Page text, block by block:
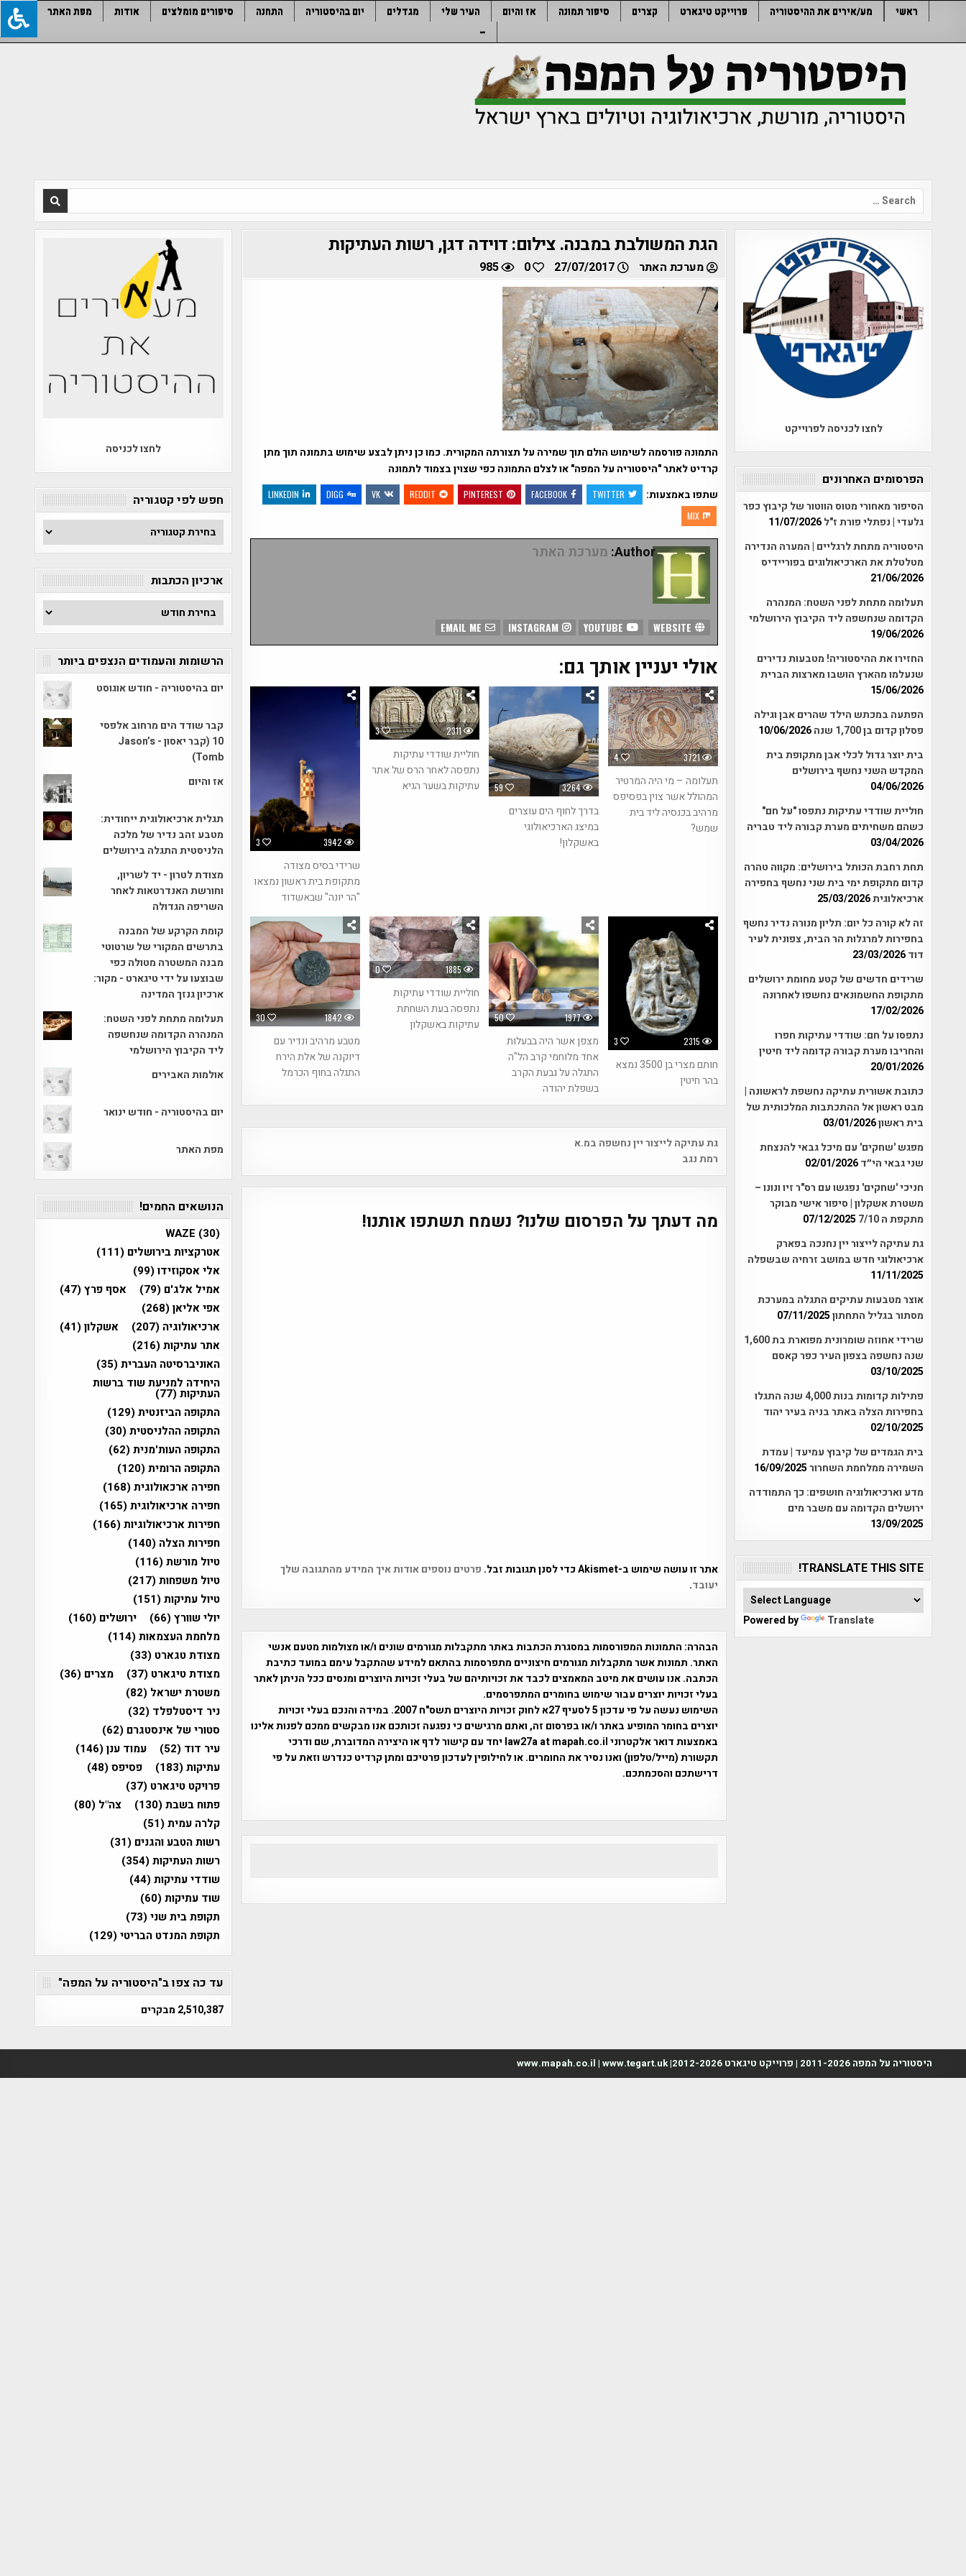
ראשי מע/אירים את ההיסטוריה פרוייקט טיגארט קצרים סיפור תמונה אז והיום העיר שלי מגדלים יום בהיסטוריה התחנה סיפורים מומלצים אודות
מפת האתר
–
Search
for:
הגת המשולבת במבנה. צילום: דוידה דגן, רשות העתיקות
מערכת האתר 27/07/2017
0
985
התמונה פורסמה לשימוש הולם תוך שמירה על תצורתה המקורית. כמו כן ניתן לבצע שימוש בתמונה תוך מתן
קרדיט לאתר "היסטוריה על המפה" או לצלם התמונה כפי שצוין בצמוד לתמונה
שתפו באמצעות:
TWITTER
FACEBOOK
PINTEREST
REDDIT
VK
DIGG
LINKEDIN
MIX
Author: מערכת האתר
INSTAGRAM
אולי יעניין אותך גם:
3 3942
שרידי בסיס מצודה
מתקופת בית ראשון נמצאו
"הר יונה" שבאשדוד
3 2311
חוליית שודדי עתיקות
נתפסה לאחר הרס של אתר
עתיקות בשער הגיא
59 3264
בדרך לחוף הים עוצרים
במיצג הארכיאולוגי
באשקלון!
4 3721
תעלומה – מי היה המרטיר
המהולל אשר צוין בפסיפס
מרהיב בכנסיה ליד בית
שמש?
30 1842
מטבע מרהיב ונדיר עם
דיוקנה של אלת הירח
התגלה בחוף הכרמל
0 1885
חוליית שודדי עתיקות
נתפסה בעת השחתת
עתיקות באשקלון
50 1977
מצפן אשר היה בבעלות
אחד מלוחמי קרב הל"ה
התגלה על גבעת הקרב
בשפלת יהודה
3 2315
חותם מצרי בן 3500 נמצא
בהר חיטין
Post
navigation
גת עתיקה לייצור יין נחשפה במ.א
רמת נגב
מה דעתך על הפרסום שלנו? נשמח תשתפו אותנו!
אתר זו עושה שימוש ב-Akismet כדי לסנן תגובות זבל.
פרטים נוספים אודות איך המידע מהתגובה שלך
יעובד.
הבהרה: התמונות המפורסמות במסגרת הכתבות באתר מתקבלות מגורמים שונים ו/או מצולמות מטעם אנשי
האתר. תמונות אשר מתקבלות מגורמים חיצוניים מתפרסמות בהתאם למידע שהתקבל עימם במועד כתיבת
הכתבה. אנו עושים את מיטב המאמצים לכבד את זכויותיהם של בעלי זכויות היוצרים ומנסים ככל הניתן לאתר
בעלי זכויות יוצרים עבור שימוש בחומרים המתפרסמים.
השימוש נעשה על פי עדכון 5 לסעיף 27א לחוק זכויות היוצרים תשס"ח 2007. במידה והנכם בעלי זכויות
יוצרים בחומר המופיע באתר ו/או בפרסום זה, ואתם מרגישים כי נפגעה זכותכם אנו מבקשים ממכם לפנות אלינו
באמצעות דואר אלקטרוני law27a at mapah.co.il יחד עם קישור לדף או היצירה המדוברת, שם ודרכי
תקשורת (מייל/טלפון) ואנו נסיר את החומרים. או לחילופין לעדכון פרטיכם ומתן קרדיט כנדרש וזאת על פי
דרישתכם והסכמתכם.
לחצו לכניסה לפרוייקט
הפרסומים האחרונים
הסיפור מאחורי מטוס הווטור של קיבוץ כפר
גלעדי | נפתלי פורת ז"ל11/07/2026
היסטוריה מתחת לרגליים | המערה הנדירה
מטלטלת את הארכיאולוגים בפוריידיס
21/06/2026
תעלומה מתחת לפני השטח: המנהרה
הקדומה שנחשפה ליד הקיבוץ הירושלמי
19/06/2026
החזירו את ההיסטוריה! מטבעות נדירים
שנעלמו מהארץ הושבו מארצות הברית
15/06/2026
הפתעה במכתש הילד שהרים אבן וגילה
פסלון קדום בן 1,700 שנה
10/06/2026
בית יוצר גדול לכלי אבן מתקופת בית
המקדש השני נחשף בירושלים
04/06/2026
חוליית שודדי עתיקות נתפסו "על חם"
כשהם משחיתים מערת קבורה ליד טבריה
03/04/2026
תחת רחבת הכותל בירושלים: מקווה טהרה
קדום מתקופת ימי בית שני נחשף בחפירה
ארכיאלוגית25/03/2026
זה לא קורה כל יום: תליון מנורה נדיר נחשף
בחפירות למרגלות הר הבית, צפונית לעיר
דוד23/03/2026
שרידים חדשים של קטע מחומת ירושלים
מתקופת החשמונאים נחשפו לאחרונה
17/02/2026
נתפסו על חם: שודדי עתיקות חפרו
והחריבו מערת קבורה קדומה ליד חיטין
20/01/2026
כתובת אשורית עתיקה נחשפת לראשונה |
מבט ראשון אל ההתכתבות המלכותית של
בית ראשון03/01/2026
מפגש 'שחקים' עם מיכל גבאי להנצחת
שני גבאי הי״ד02/01/2026
חניכי 'שחקים' נפגשו עם רס"ר זיו ונונו –
משטרת אשקלון | סיפור אישי מבוקר
מתקפת ה 7/10
07/12/2025
גת עתיקה לייצור יין נחנכה בפארק
ארכיאולוגי חדש במושב זרחיה שבשפלה
11/11/2025
אוצר מטבעות עתיקים התגלה במערכת
מסתור בגליל התחתון07/11/2025
שרידי אחוזה שומרונית מפוארת בת 1,600
שנה נחשפה בצפון העיר כפר קאסם
03/10/2025
פתילות קדומות בנות 4,000 שנה התגלו
בחפירות הצלה באתר בניה בעיר יהוד
02/10/2025
בית הגמדים של קיבוץ עמיעד | עמדת
השמירה ממלחמת השחרור16/09/2025
מדע וארכיאולוגיה חושפים: כך התמודדה
ירושלים הקדומה עם משבר מים
13/09/2025
TRANSLATE THIS SITE!
Powered by Translate
לחצו לכניסה
חפש לפי קטגוריה
חפש
לפי
קטגוריה
ארכיון הכתבות
ארכיון
הכתבות
הרשומות והעמודים הנצפים ביותר
יום בהיסטוריה - חודש אוגוסט
קבר שודד הים מרחוב אלפסי
10 (קבר יאסון - Jason’s
Tomb)
אז והיום
תגלית ארכיאולוגית ייחודית:
מטבע זהב נדיר של מלכה
הלניסטית התגלה בירושלים
מצודת לטרון - יד לשריון,
וחורשת האנדרטאות לאחר
השריפה הגדולה
קומת הקרקע של המבנה
בתרשים המקורי של שרטוטי
מבנה המשטרה מטולה כפי
שבוצעו על ידי טיגארט - מקור:
ארכיון גנזך המדינה
תעלומה מתחת לפני השטח:
המנהרה הקדומה שנחשפה
ליד הקיבוץ הירושלמי
אולמות האבירים
יום בהיסטוריה - חודש ינואר
מפת האתר
הנושאים החמים!
WAZE (30)
אטרקציות בירושלים (111)
אלי אסקוזידו(99)
אמיל אלג'ם (79) אסף פרץ(47)
אפי אליאן(268)
ארכיאולוגיה (207) אשקלון(41)
אתר עתיקות(216)
האוניברסיטה העברית(35)
היחידה למניעת שוד ברשות
העתיקות(77)
התקופה הביזנטית(129)
התקופה ההלניסטית(30)
התקופה העות'מנית(62)
התקופה הרומית(120)
חפירה ארכאולוגית(168)
חפירה ארכיאולוגית(165)
חפירות ארכיאולוגיות(166)
חפירות הצלה (140)
טיול מורשת(116)
טיול משפחות(217)
טיול עתיקות(151)
יולי שוורץ(66) ירושלים (160)
מלחמת העצמאות(114)
מצודת טגארט (33)
מצודת טיגארט (37) מצרים (36)
משטרת ישראל (82)
ניר דיסטלפלד (32)
סטורי של אינסטגרם (62)
עיר דוד (52) עמוד ענן(146)
עתיקות(183) פסיפס(48)
פרויקט טיגארט (37)
פתוח בשבת(130) צה"ל (80)
קלרה עמית(51)
רשות הטבע והגנים (31)
רשות העתיקות(354)
שודדי עתיקות(44)
שוד עתיקות(60)
תקופת בית שני(73)
תקופת המנדט הבריטי(129)
עד כה צפו ב"היסטוריה על המפה"
2,510,387 מבקרים
היסטוריה על המפה 2011-2026 | פרוייקט טיגארט 2012-2026| www.mapah.co.il | www.tegart.uk